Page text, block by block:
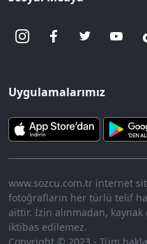
Uygulamalarımız
www.sozcu.com.tr internet
fotoğrafların her türlü telif
aittir. İzin alınmadan,
iktibas edilemez.